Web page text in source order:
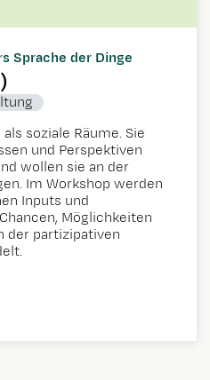
Sprache der Dinge
soziale Räume. Sie
und Perspektiven
wollen sie an der
Im Workshop werden
Inputs und
Möglichkeiten
der partizipativen